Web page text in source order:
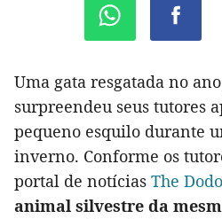
Uma gata resgatada no
surpreendeu seus tutores
pequeno esquilo durante
inverno. Conforme os
portal de notícias The Dodo
animal silvestre da